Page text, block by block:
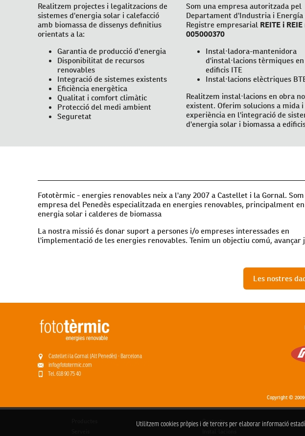
Realitzem projectes i legalitzacions de
sistemes d'energia solar i calefacció
amb biomassa de dissenys definitius
orientats a la:
Garantia de producció d'energia
Disponibilitat de recursos
renovables
Integració de sistemes existents
Eficiència energètica
Qualitat i comfort climàtic
Protecció del medi ambient
Seguretat
Som una empresa autoritzada pel
Departament d'Industria i Energía
Registre empresarial REITE i REIE
005000370
Instal·ladora-mantenidora
d'instal·lacions tèrmiques en
edificis ITE
Instal·lacions elèctriques
Realitzem instal·lacions en obra
existent. Oferim solucions a mida
experiència en l'integració de
d'energia solar i biomassa a
Fototèrmic - energies renovables neix a l'any 2007 a Castellet i la Gornal.
empresa del Penedès especialitzada en energies renovables, principalment en
energia solar i calderes de biomassa
La nostra missió és donar suport a persones i/o empreses interessades en
l'implementació de les energies renovables. Tenim un objectiu comú, avançar
Les nostres
Castellet i la Gornal (Alt Penedès) · Barcelona
info@fototermic.com
Tel. 618 90 75 40
Copyright ©
Contacte
Utilitzem cookies pròpies i de tercers per elaborar informació